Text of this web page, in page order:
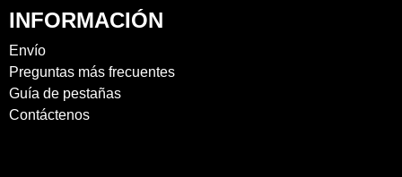
INFORMACIÓN
Envío
Preguntas más frecuentes
Guía de pestañas
Contáctenos